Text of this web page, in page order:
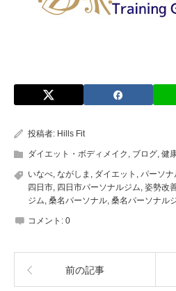
投稿者: Hills Fit
ダイエット・ボディメイク , ブログ, 健
いなべ, ながしま , ダイエット , パーソナ
四日市, 四日市パーソナルジム, 姿勢改
ジム, 桑名パーソナル, 桑名パーソナル
コメント: 0
前の記事